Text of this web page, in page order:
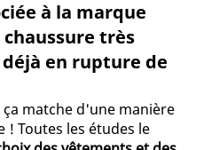
à la marque
chaussure très
en rupture de
matche d'une manière
Toutes les études le